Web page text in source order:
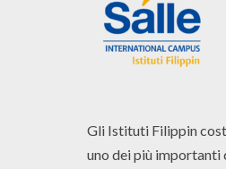
Gli Istituti Filippin
uno dei più importanti